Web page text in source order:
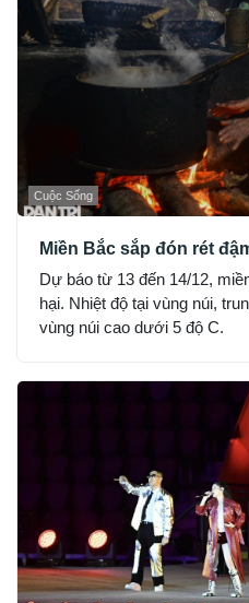
Cuộc Sống
Miền Bắc sắp đón rét
Dự báo từ 13 đến 14/12,
hại. Nhiệt độ tại vùng núi,
vùng núi cao dưới 5 độ C.